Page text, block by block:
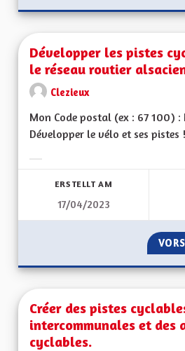
Développer les pistes
le réseau routier
Clezieux
Mon Code postal (ex : 67 100)
Développer le vélo et ses pistes
ERSTELLT AM
17/04/2023
Créer des pistes
intercommunales et des
cyclables.